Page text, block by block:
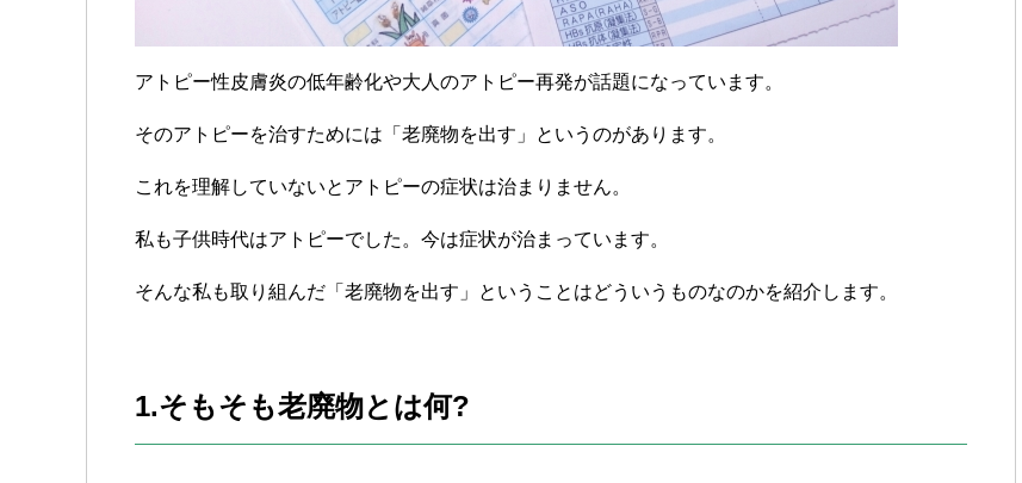
アトピー性皮膚炎の低年齢化や大人のアトピー再発が話題になっています。
そのアトピーを治すためには「老廃物を出す」というのがあります。
これを理解していないとアトピーの症状は治まりません。
私も子供時代はアトピーでした。今は症状が治まっています。
そんな私も取り組んだ「老廃物を出す」ということはどういうものなのかを紹介します。
1.そもそも老廃物とは何?